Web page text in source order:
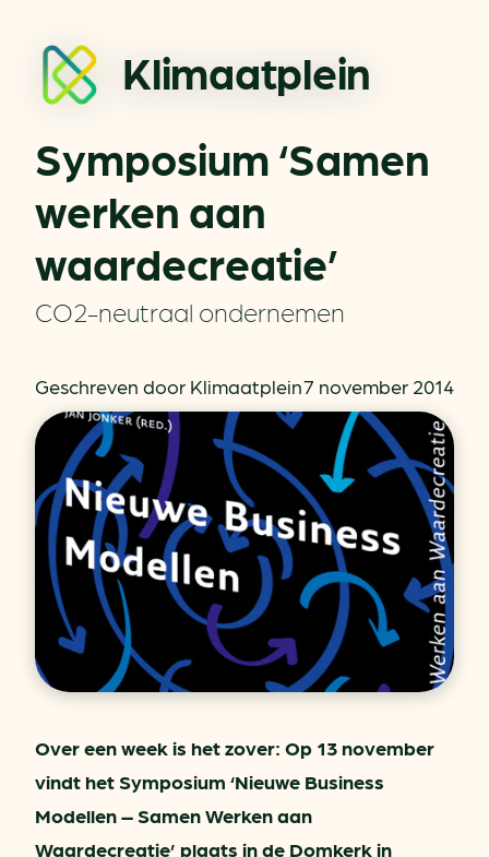
Klimaatplein
Symposium ‘Samen
werken aan
waardecreatie’
CO2-neutraal ondernemen
Geschreven door Klimaatplein7 november 2014
Over een week is het zover: Op 13 november
vindt het Symposium ‘Nieuwe Business
Modellen – Samen Werken aan
Waardecreatie’ plaats in de Domkerk in